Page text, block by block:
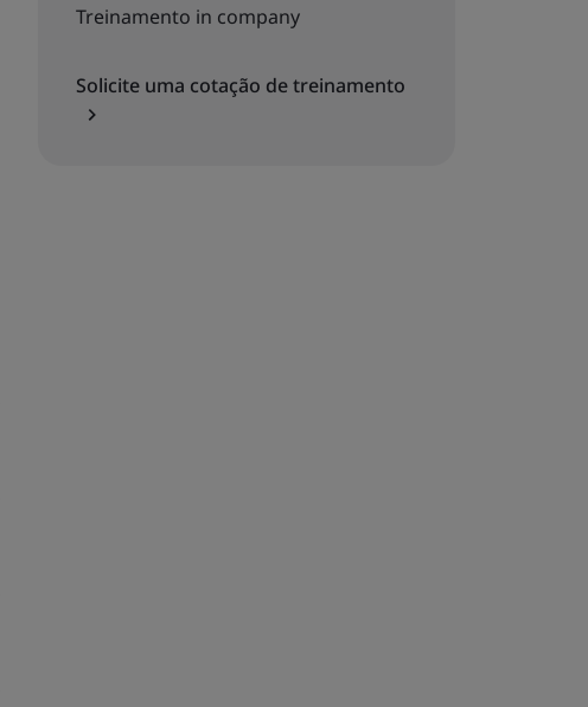
Treinamento in company
Solicite uma cotação de treinamento